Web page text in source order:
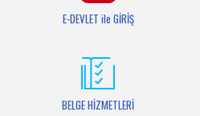
E-DEVLET ile GİRİŞ
BELGE HİZMETLERİ